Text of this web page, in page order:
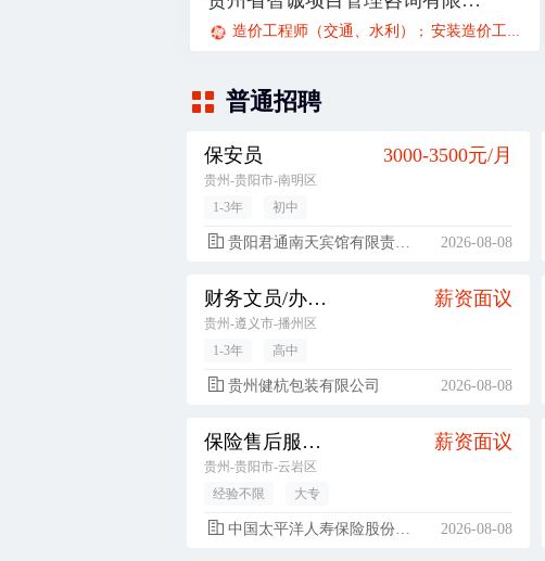
造价工程师（交通、水利） ； 安装造价工程师
普通招聘
保安员 3000-3500元/月
贵州-贵阳市-南明区
1-3年
初中
贵阳君通南天宾馆有限责任公司南明区解放路分公司 2026-08-08
财务文员/办公室文员 薪资面议
贵州-遵义市-播州区
1-3年
高中
贵州健杭包装有限公司 2026-08-08
保险售后服务专员 薪资面议
贵州-贵阳市-云岩区
经验不限
大专
中国太平洋人寿保险股份有限公司 2026-08-08